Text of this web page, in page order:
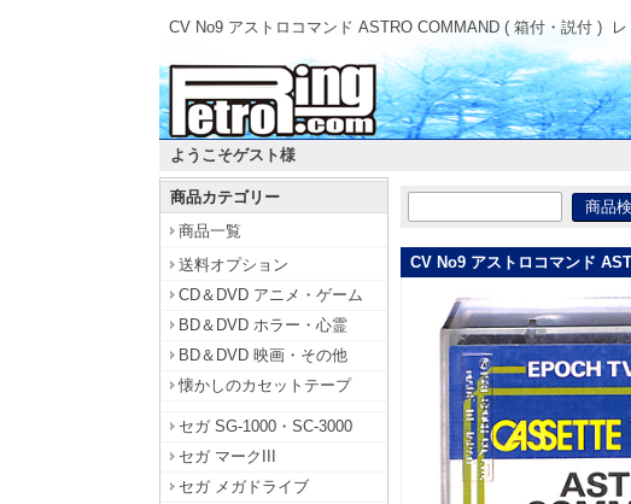
CV No9 アストロコマンド ASTRO COMMAND ( 箱付・説付 )
ようこそゲスト様
商品カテゴリー
商品一覧
送料オプション
CD＆DVD アニメ・ゲーム
BD＆DVD ホラー・心霊
BD＆DVD 映画・その他
懐かしのカセットテープ
セガ SG-1000・SC-3000
セガ マークIII
セガ メガドライブ
CV No9 アストロコマンド